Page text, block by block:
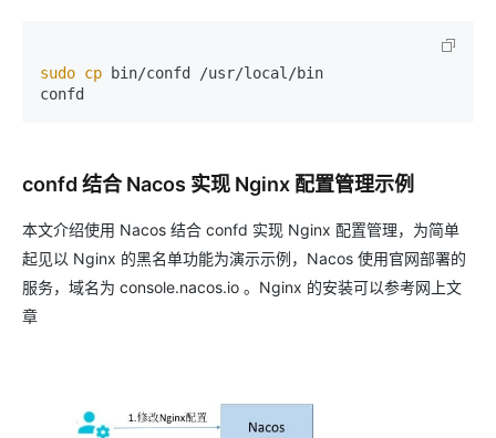
sudo cp bin/confd /usr/local/bin
confd
confd 结合 Nacos 实现 Nginx 配置管理示例
本文介绍使用 Nacos 结合 confd 实现 Nginx 配置管理，为简单
起见以 Nginx 的黑名单功能为演示示例，Nacos 使用官网部署的
服务，域名为 console.nacos.io 。Nginx 的安装可以参考网上文
章